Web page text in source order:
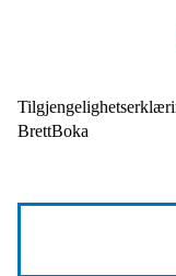
BrettBoka